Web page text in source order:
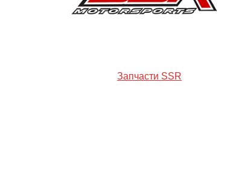
Запчасти SSR